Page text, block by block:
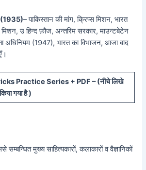
(1935)– पाकिस्तान की मांग, क्रिप्स मिशन, भारत
उ हिन्द फ़ौज, अन्तरिम सरकार, माउन्टबेटेन
अधिनियम (1947), भारत का विभाजन, आजा बाद
Practice Series + PDF – (नीचेलिखे
गया है )
सम्बन्धित मुख्य साहित्यकारों, कलाकारों व वैज्ञानिकों